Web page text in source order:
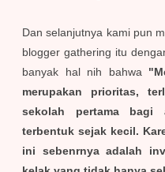
Dan selanjutnya kami pun
blogger gathering itu
banyak hal nih bahwa
merupakan prioritas,
sekolah pertama bagi
terbentuk sejak kecil.
ini sebenrnya adalah